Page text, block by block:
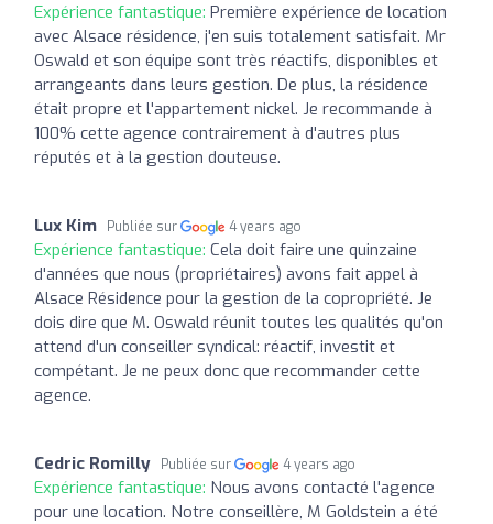
Expérience fantastique: Première expérience de location
avec Alsace résidence, j'en suis totalement satisfait. Mr
Oswald et son équipe sont très réactifs, disponibles et
arrangeants dans leurs gestion. De plus, la résidence
était propre et l'appartement nickel. Je recommande à
100% cette agence contrairement à d'autres plus
réputés et à la gestion douteuse.
Lux Kim Publiée sur 4 years ago
Expérience fantastique: Cela doit faire une quinzaine
d'années que nous (propriétaires) avons fait appel à
Alsace Résidence pour la gestion de la copropriété. Je
dois dire que M. Oswald réunit toutes les qualités qu'on
attend d'un conseiller syndical: réactif, investit et
compétant. Je ne peux donc que recommander cette
agence.
Cedric Romilly Publiée sur 4 years ago
Expérience fantastique: Nous avons contacté l'agence
pour une location. Notre conseillère, M Goldstein a été